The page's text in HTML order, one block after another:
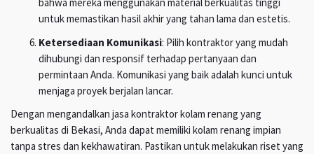
bahwa mereka menggunakan material berkualitas tinggi
untuk memastikan hasil akhir yang tahan lama dan estetis.
Ketersediaan Komunikasi: Pilih kontraktor yang mudah
dihubungi dan responsif terhadap pertanyaan dan
permintaan Anda. Komunikasi yang baik adalah kunci untuk
menjaga proyek berjalan lancar.
Dengan mengandalkan jasa kontraktor kolam renang yang
berkualitas di Bekasi, Anda dapat memiliki kolam renang impian
tanpa stres dan kekhawatiran. Pastikan untuk melakukan riset yang